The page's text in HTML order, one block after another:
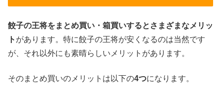
餃子の王将をまとめ買い・箱買いするとさまざまなメリッ
ト があります。特に餃子の王将が安くなるのは当然です
が、それ以外にも素晴らしいメリットがあります。
そのまとめ買いのメリットは以下の4つになります。